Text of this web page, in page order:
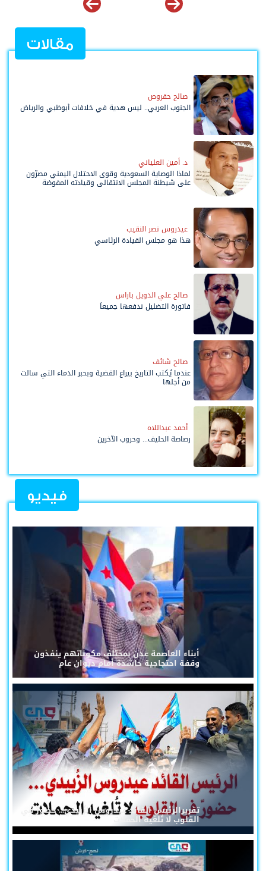
مقالات
صالح حقروص
الجنوب العربي.. ليس هدية في خلافات أبوظبي والرياض
د. أمين العلياني
لماذا الوصاية السعودية وقوى الاحتلال اليمني مصرّون
على شيطنة المجلس الانتقالي وقيادته المفوضة
عيدروس نصر النقيب
هذا هو مجلس القيادة الرئاسي
صالح علي الدويل باراس
فاتورة التضليل ندفعها جميعاً
صالح شائف
عندما يُكتب التاريخ بيراع القضية وبحبر الدماء التي سالت
من أجلها
أحمد عبداللاه
رصاصة الحليف... وحروب الآخرين
فيديو
أبناء العاصمة عدن بمختلف مكوناتهم ينفذون
وقفة احتجاجية حاشدة أمام ديوان عام
تقريرالرئيس القائد عيدروس الزُبيدي... حضورٌ في
القلوب لا تُلغيه الحملات